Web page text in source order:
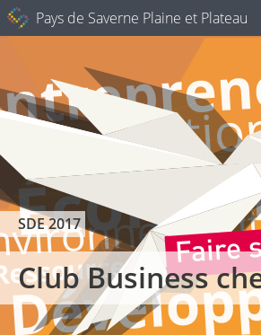
Pays de Saverne Plaine et Plateau
SDE 2017
Club Business